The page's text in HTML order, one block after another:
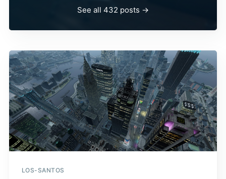
See all 432 posts →
LOS-SANTOS